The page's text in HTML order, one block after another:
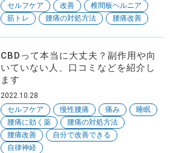
セルフケア
改善
椎間板ヘルニア
筋トレ
腰痛の対処方法 腰痛改善
CBDって本当に大丈夫？副作用や向
いていない人、口コミなどを紹介し
ます
2022.10.28
セルフケア
慢性腰痛 痛み
睡眠
腰痛に効く薬
腰痛の対処方法
腰痛改善
自分で改善できる
自律神経